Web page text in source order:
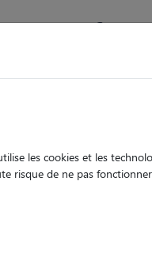
sur-Marne :
à
les cookies et les
risque de ne pas